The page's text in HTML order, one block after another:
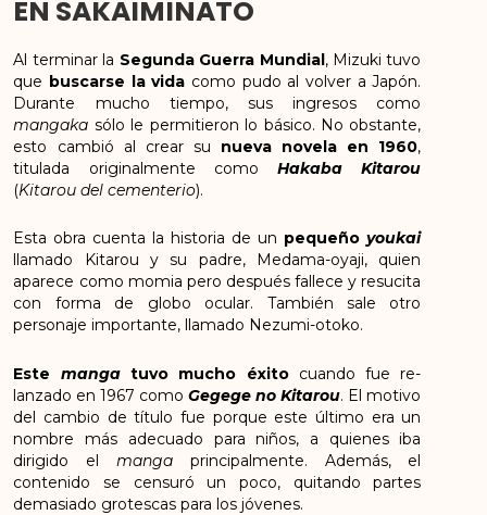
EN SAKAIMINATO
Al terminar la Segunda Guerra Mundial, Mizuki tuvo
que buscarse la vida como pudo al volver a Japón.
Durante mucho tiempo, sus ingresos como
mangaka sólo le permitieron lo básico. No obstante,
esto cambió al crear su nueva novela en 1960,
titulada originalmente comoHakaba Kitarou
(Kitarou del cementerio).
Esta obra cuenta la historia de un pequeñoyoukai
llamado Kitarou y su padre, Medama-oyaji, quien
aparece como momia pero después fallece y resucita
con forma de globo ocular. También sale otro
personaje importante, llamado Nezumi-otoko.
Este mangatuvo mucho éxitocuando fue re-
lanzado en 1967 comoGegege no Kitarou. El motivo
del cambio de título fue porque este último era un
nombre más adecuado para niños, a quienes iba
dirigido elmanga principalmente. Además, el
contenido se censuró un poco, quitando partes
demasiado grotescas para los jóvenes.